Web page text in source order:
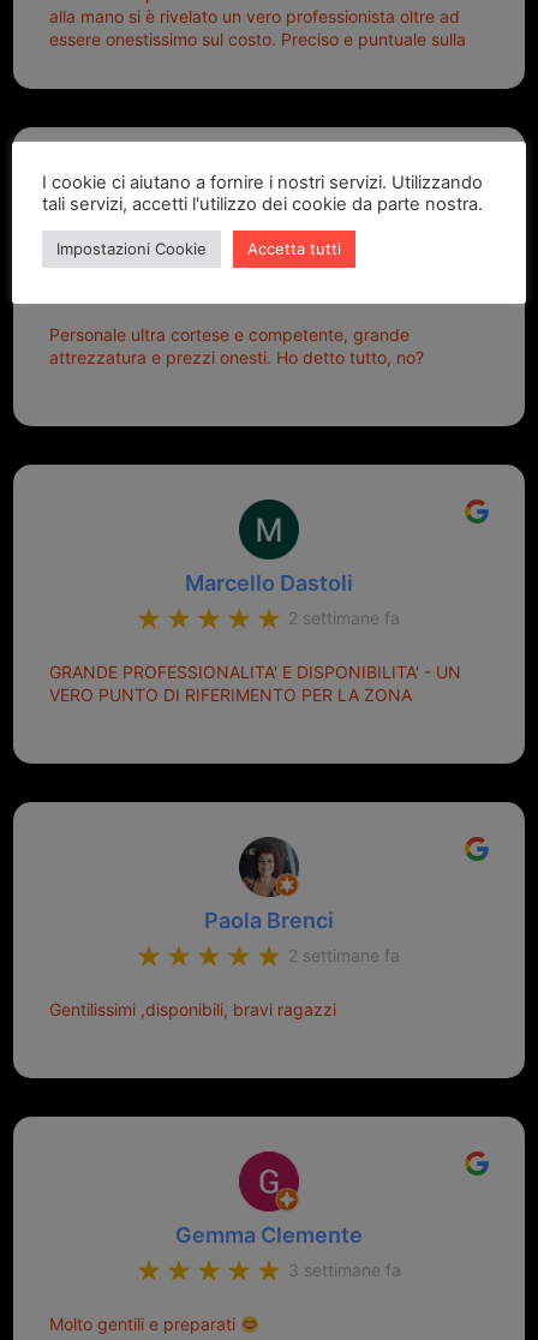
alla mano si è rivelato un vero professionista oltre ad
essere onestissimo sul costo. Preciso e puntuale sulla
Alex G.
Personale ultra cortese e competente, grande
attrezzatura e prezzi onesti. Ho detto tutto, no?
Marcello Dastoli
2 settimane fa
GRANDE PROFESSIONALITA' E DISPONIBILITA' - UN
VERO PUNTO DI RIFERIMENTO PER LA ZONA
Paola Brenci
2 settimane fa
Gentilissimi ,disponibili, bravi ragazzi
Gemma Clemente
3 settimane fa
Molto gentili e preparati
I cookie ci aiutano a fornire i nostri servizi. Utilizzando
tali servizi, accetti l'utilizzo dei cookie da parte nostra.
Impostazioni Cookie Accetta tutti